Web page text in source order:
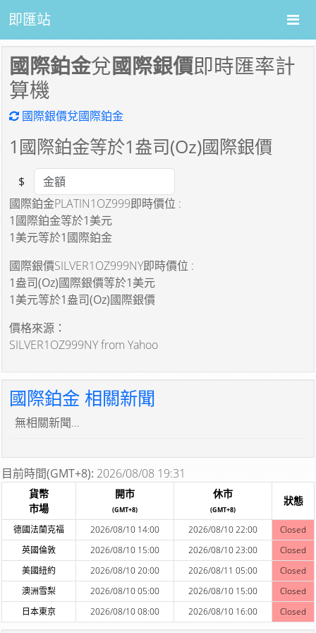
即匯站
國際鉑金兌國際銀價即時匯率計
算機
國際銀價兌國際鉑金
1 國際鉑金等於1盎司(Oz)國際銀價
Amount
$
國際鉑金PLATIN1OZ999即時價位 :
1國際鉑金等於1美元
1美元等於1國際鉑金
國際銀價SILVER1OZ999NY即時價位 :
1盎司(Oz)國際銀價等於1美元
1美元等於1盎司(Oz)國際銀價
價格來源：
SILVER1OZ999NY from Yahoo
國際鉑金 相關新聞
無相關新聞...
目前時間(GMT+8): 2026/08/08 19:31
貨幣
市場
開市
(GMT+8)
休市
(GMT+8)
狀態
德國法蘭克福 2026/08/10 14:00 2026/08/10 22:00
Closed
英國倫敦
2026/08/10 15:00 2026/08/10 23:00
Closed
美國紐約
2026/08/10 20:00 2026/08/11 05:00
Closed
澳洲雪梨
2026/08/10 05:00 2026/08/10 15:00
Closed
日本東京
2026/08/10 08:00 2026/08/10 16:00 Closed